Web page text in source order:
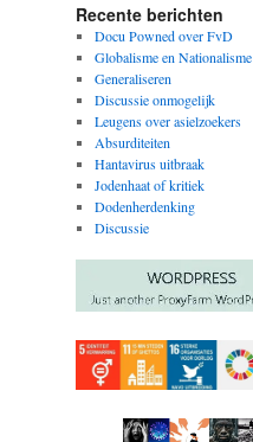
Recente berichten
Docu Powned over FvD
Globalisme en Nationalisme
Generaliseren
Discussie onmogelijk
Leugens over asielzoekers
Absurditeiten
Hantavirus uitbraak
Jodenhaat of kritiek
Dodenherdenking
Discussie